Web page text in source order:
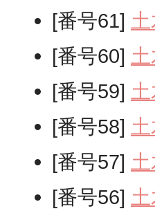
[番号61]
[番号60]
[番号59]
[番号58]
[番号57]
[番号56]